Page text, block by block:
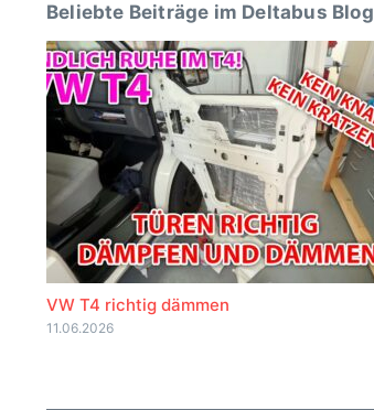
Beliebte Beiträge im Deltabus Blog
VW T4 richtig dämmen
11.06.2026